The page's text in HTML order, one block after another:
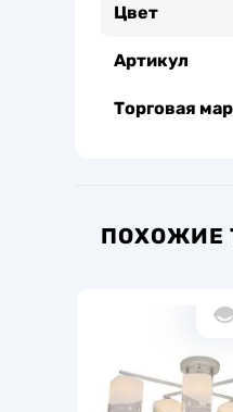
Цвет
Артикул
Торговая
ПОХОЖИЕ